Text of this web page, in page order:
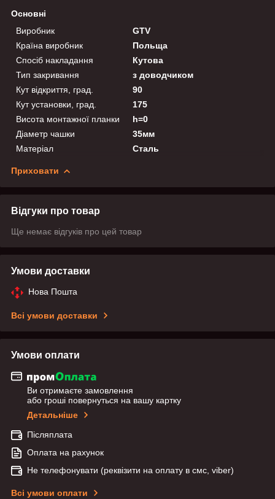
Основні
Виробник
GTV
Країна виробник
Польща
Спосіб накладання
Кутова
Тип закривання
з доводчиком
Кут відкриття, град.
90
Кут установки, град.
175
Висота монтажної планки
h=0
Діаметр чашки
35мм
Матеріал
Сталь
Приховати
Відгуки про товар
Ще немає відгуків про цей товар
Умови доставки
Нова Пошта
Всі умови доставки
Умови оплати
Ви отримаєте замовлення
або гроші повернуться на вашу картку
Детальніше
Післяплата
Оплата на рахунок
Не телефонувати (реквізити на оплату в смс, viber)
Всі умови оплати